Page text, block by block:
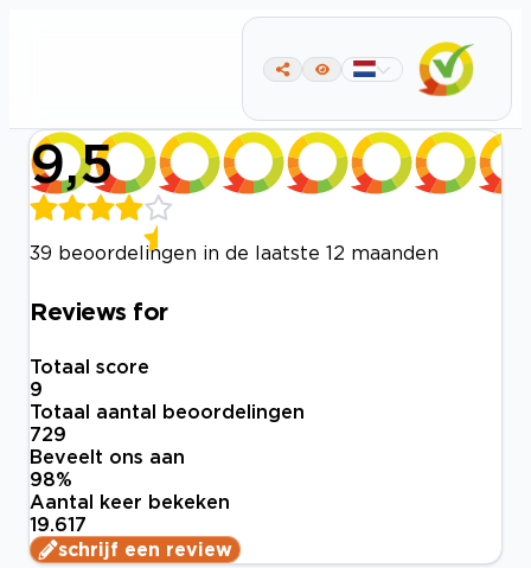
9,5
39 beoordelingen in de laatste 12 maanden
Reviews for
Totaal score
9
Totaal aantal beoordelingen
729
Beveelt ons aan
98%
Aantal keer bekeken
19.617
schrijf een review